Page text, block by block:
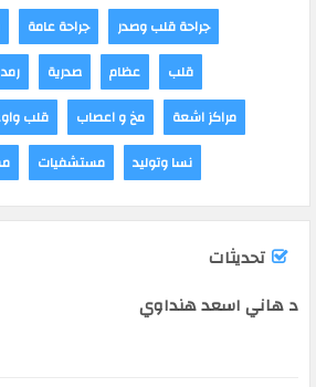
جراحة عامة
جراحة قلب وصدر
صدرية عظام
قلب
قلب مخ و اعصاب
مراكز اشعة
مستشفيات نسا وتوليد
تحديثات
د هاني اسعد هنداوي